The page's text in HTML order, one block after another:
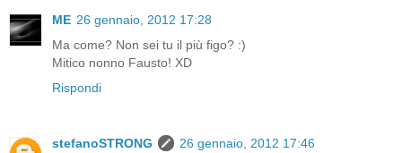
ME 26 gennaio, 2012 17:28
Ma come? Non sei tu il più figo? :)
Mitico nonno Fausto! XD
Rispondi
stefanoSTRONG
26 gennaio, 2012 17:46